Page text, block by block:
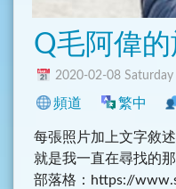
Q毛阿偉
2020-02-08
頻道 繁中
每張照片加上文字敘
就是我一直在尋找的那
部落格：https://